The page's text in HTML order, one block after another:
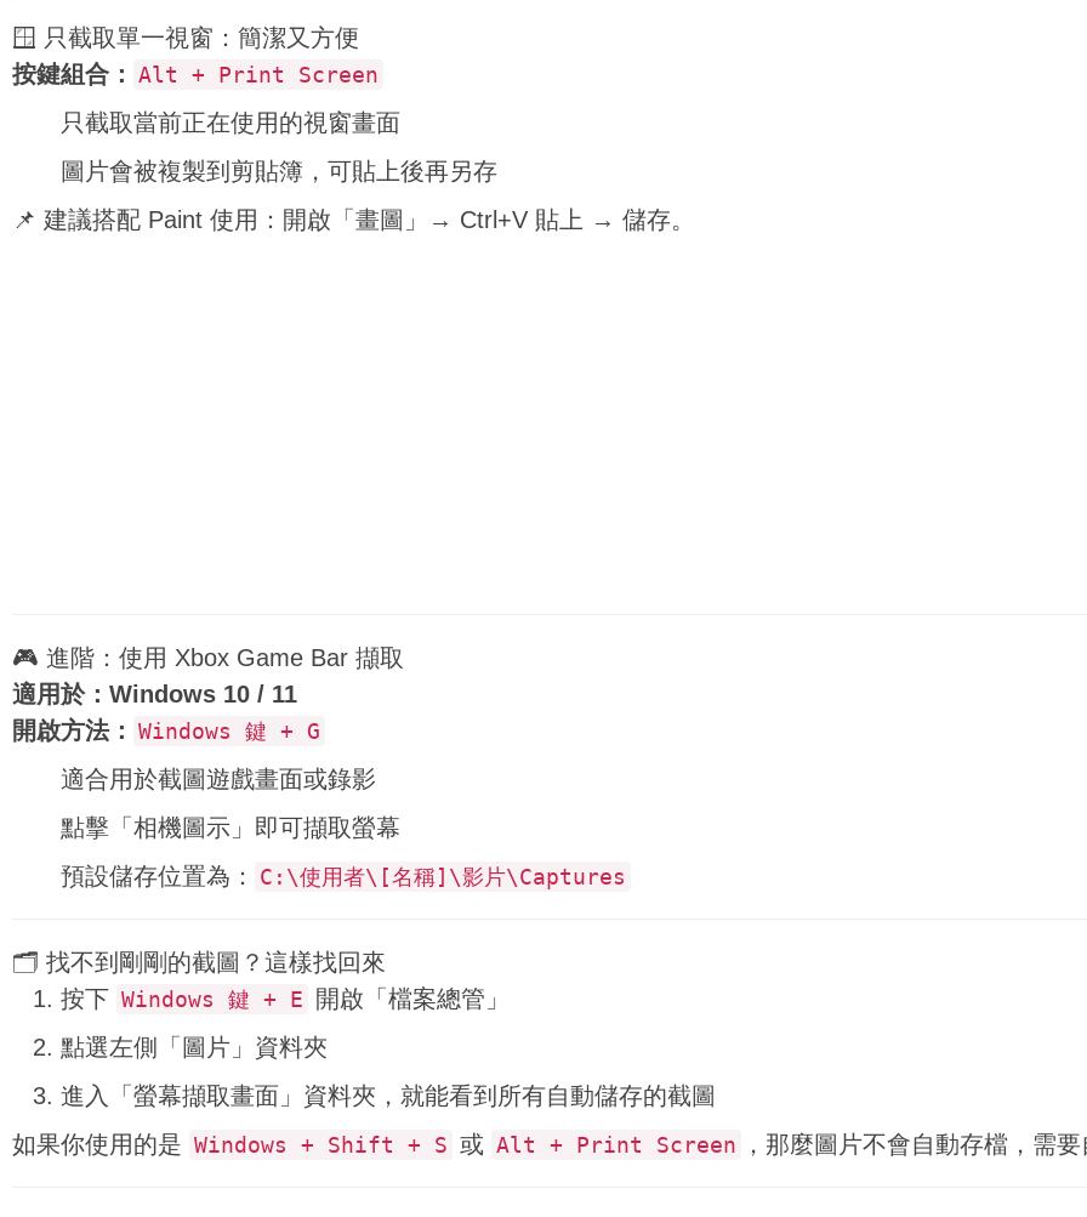
🪟 只截取單一視窗：簡潔又方便
按鍵組合： Alt + Print Screen
只截取當前正在使用的視窗畫面
圖片會被複製到剪貼簿，可貼上後再另存
📌 建議搭配 Paint 使用：開啟「畫圖」→ Ctrl+V 貼上 → 儲存。
🎮 進階：使用 Xbox Game Bar 擷取
適用於：Windows 10 / 11
開啟方法： Windows 鍵 + G
適合用於截圖遊戲畫面或錄影
點擊「相機圖示」即可擷取螢幕
預設儲存位置為：
C:\使用者\[名稱]\影片\Captures
🗂 找不到剛剛的截圖？這樣找回來
按下 Windows 鍵 + E
開啟「檔案總管」
點選左側「圖片」資料夾
進入「螢幕擷取畫面」資料夾，就能看到所有自動儲存的截圖
如果你使用的是 Windows + Shift + S 或 Alt + Print Screen ，那麼圖片不會自動存檔，需要